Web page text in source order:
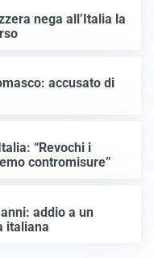
nega all’Italia la
accusato di
“Revochi i
contromisure”
addio a un
italiana